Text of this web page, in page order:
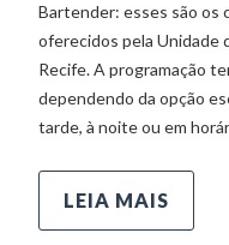
Bartender: esses são os
oferecidos pela Unidade
Recife. A programação
dependendo da opção
tarde, à noite ou em
LEIA MAIS